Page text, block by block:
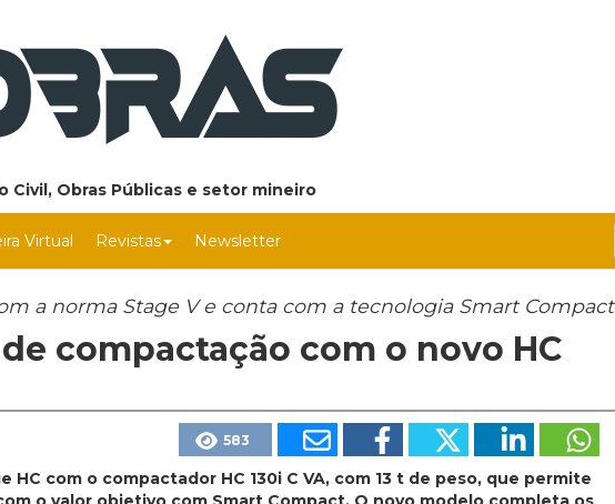
Civil, Obras Públicas e setor mineiro
Virtual Revistas Newsletter
a norma Stage V e conta com a tecnologia Smart Compact
compactação com o novo HC
583
com o compactador HC 130i C VA, com 13 t de peso, que permite